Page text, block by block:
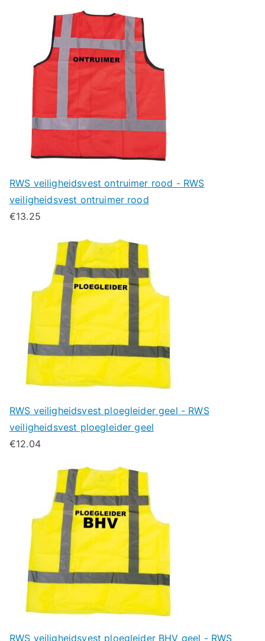
RWS veiligheidsvest ontruimer rood - RWS
veiligheidsvest ontruimer rood
€13.25
RWS veiligheidsvest ploegleider geel - RWS
veiligheidsvest ploegleider geel
€12.04
RWS veiligheidsvest ploegleider BHV geel - RWS